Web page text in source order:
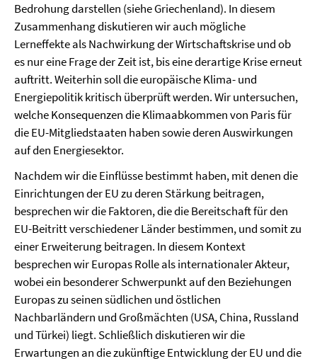
Bedrohung darstellen (siehe Griechenland). In diesem
Zusammenhang diskutieren wir auch mögliche
Lerneffekte als Nachwirkung der Wirtschaftskrise und ob
es nur eine Frage der Zeit ist, bis eine derartige Krise erneut
auftritt. Weiterhin soll die europäische Klima- und
Energiepolitik kritisch überprüft werden. Wir untersuchen,
welche Konsequenzen die Klimaabkommen von Paris für
die EU-Mitgliedstaaten haben sowie deren Auswirkungen
auf den Energiesektor.
Nachdem wir die Einflüsse bestimmt haben, mit denen die
Einrichtungen der EU zu deren Stärkung beitragen,
besprechen wir die Faktoren, die die Bereitschaft für den
EU-Beitritt verschiedener Länder bestimmen, und somit zu
einer Erweiterung beitragen. In diesem Kontext
besprechen wir Europas Rolle als internationaler Akteur,
wobei ein besonderer Schwerpunkt auf den Beziehungen
Europas zu seinen südlichen und östlichen
Nachbarländern und Großmächten (USA, China, Russland
und Türkei) liegt. Schließlich diskutieren wir die
Erwartungen an die zukünftige Entwicklung der EU und die